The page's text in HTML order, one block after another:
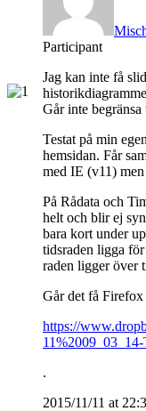
Participant
Jag kan inte få
Går inte
Testat på min
hemsidan. Får
med IE (v11)
På Rådata och
helt och blir ej
bara kort under
tidsraden ligga
raden ligger över
Går det få Firefox
https://
.
2015/11/11 at